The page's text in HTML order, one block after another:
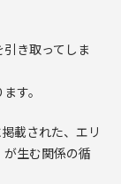
き取ってしま
す。
載された、エリ
生む関係の循